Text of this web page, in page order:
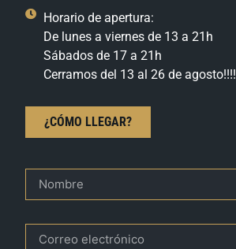
Horario de apertura:
De lunes a viernes de 13 a 21h
Sábados de 17 a 21h
Cerramos del 13 al 26 de agosto!!!!
¿CÓMO LLEGAR?